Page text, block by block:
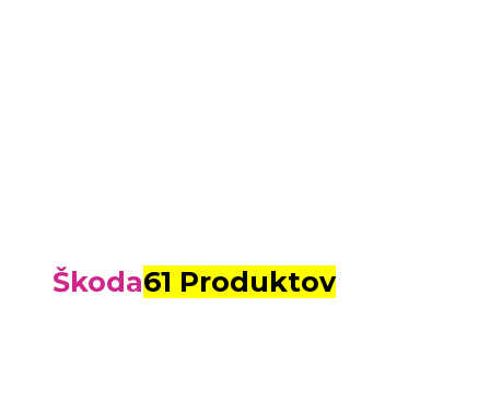
Škoda61 Produktov